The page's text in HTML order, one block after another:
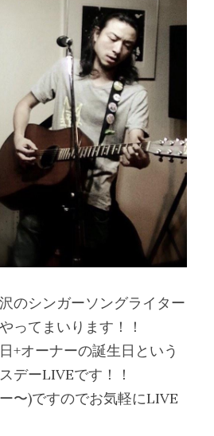
のシンガーソングライター
ってまいります！！
+オーナーの誕生日という
デーLIVEです！！
〜)ですのでお気軽にLIVE